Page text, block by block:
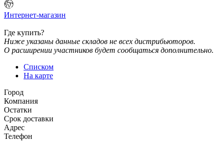
Интернет-магазин
Где купить?
Ниже указаны данные складов не всех дистрибьюторов.
О расширении участников будет сообщаться дополнительно.
Списком
На карте
Город
Компания
Остатки
Срок доставки
Адрес
Телефон